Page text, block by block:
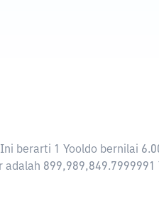
berarti 1 Yooldo bernilai
adalah